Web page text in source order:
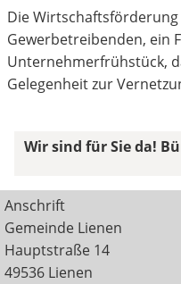
Die
Gewerbetreibenden, ein
Unternehmerfrühstück,
Gelegenheit zur
Wir sind für Sie da!
Anschrift
Gemeinde Lienen
Hauptstraße 14
49536 Lienen